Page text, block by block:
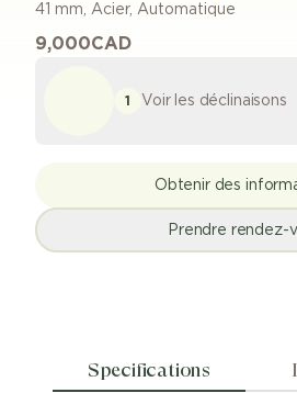
41 mm, Acier, Automatique
9,000CAD
1 Voir les déclinaisons
Obtenir des
Prendre rendez-
Specifications